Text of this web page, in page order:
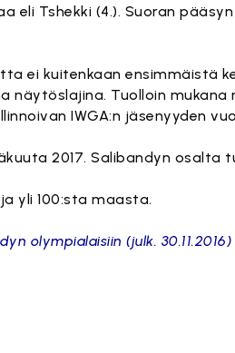
eli Tshekki (4.). Suoran
ei kuitenkaan ensimmäistä
näytöslajina. Tuolloin mukana
IWGA:n jäsenyyden
2017. Salibandyn osalta
yli 100:sta maasta.
olympialaisiin (julk. 30.11.2016)